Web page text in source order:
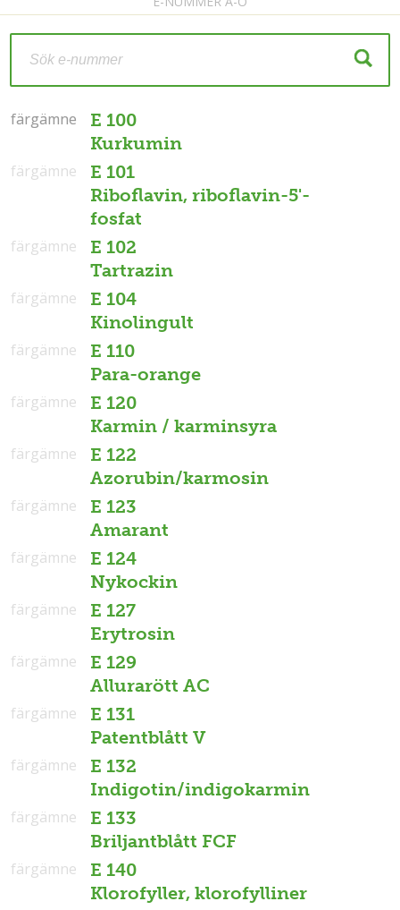
E 100
Kurkumin
färgämne
färgämne
E 101
Riboflavin, riboflavin-5'-
fosfat
färgämne
E 102
Tartrazin
färgämne
E 104
Kinolingult
färgämne
E 110
Para-orange
färgämne
E 120
Karmin / karminsyra
färgämne
E 122
Azorubin/karmosin
färgämne
E 123
Amarant
färgämne
E 124
Nykockin
färgämne
E 127
Erytrosin
färgämne
E 129
Allurarött AC
färgämne
E 131
Patentblått V
färgämne
E 132
Indigotin/indigokarmin
färgämne
E 133
Briljantblått FCF
färgämne
E 140
Klorofyller, klorofylliner
färgämne